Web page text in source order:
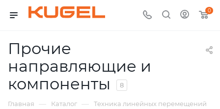
0
Прочие
направляющие и
компоненты
8
Главная — Каталог — Техника линейных перемещений